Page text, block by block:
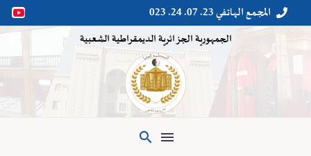

 المجمع الهاتفي 23. 07. 24. 023
الجمهورية الجزائرية الديمقراطية الشعبية
